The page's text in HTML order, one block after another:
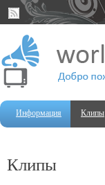
Информация Клипы
Клипы